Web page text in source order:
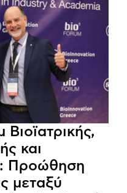
και
Προώθηση
μεταξύ